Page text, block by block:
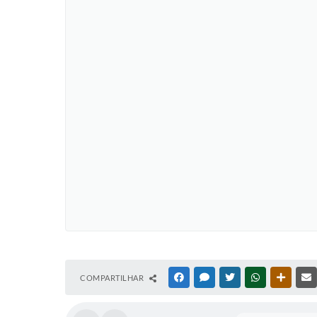
COMPARTILHAR FACEBOOKMESSENGER
TWITTERWHATSAPP